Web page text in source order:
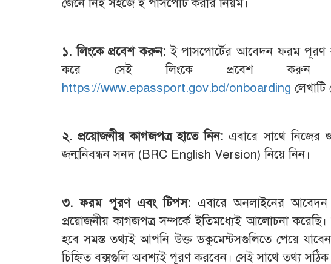
জেনে নিই সহজে ই পাসপোর্ট করার নিয়ম।
১. লিংকে প্রবেশ করুন:ই পাসপোর্টের আবেদন ফরম পূরণ
করে সেই লিংকে প্রবেশ করুন
https://www.epassport.gov.bd/onboarding
২. প্রয়োজনীয় কাগজপত্র হাতে নিন: এবারে সাথে নিজের
জন্মনিবন্ধন সনদ (BRC English Version) নিয়ে নিন।
৩. ফরম পূরণ এবং টিপস: এবারে অনলাইনের
প্রয়োজনীয় কাগজপত্র সম্পর্কে ইতিমধ্যেই আলোচনা
হবে সমস্ত তথ্যই আপনি উক্ত ডকুমেন্টসগুলিতে পেয়ে
চিহ্নিত বক্সগুলি অবশ্যই পূরণ করবেন। সেই সাথে তথ্য সঠিক